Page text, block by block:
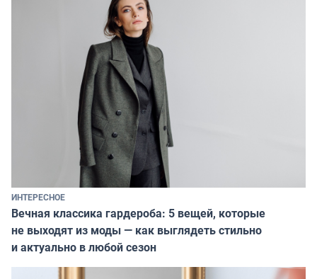
ИНТЕРЕСНОЕ
Вечная классика гардероба: 5 вещей, которые
не выходят из моды — как выглядеть стильно
и актуально в любой сезон